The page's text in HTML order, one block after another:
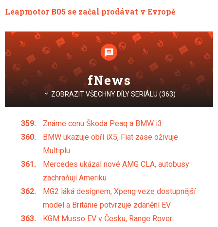
fNews
ZOBRAZIT VŠECHNY DÍLY SERIÁLU (363)
Známe cenu Škoda Peaq a BMW i3
BMW ukazuje obří iX5, Fiat zase oživuje
Multiplu
Mercedes ukázal nové AMG CLA, autobusy
zachraňují Ameriku
MG2 láká designem, Xpeng veze dostupnější
model a Británie potvrzuje zdanění EV
KGM Musso EV v Česku, Range Rover
Leapmotor B05 se začal prodávat v Evropě